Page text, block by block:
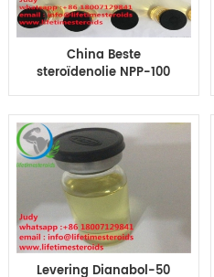
China Beste
steroïdenolie NPP-100
Nandrolon 100 mg / ml
Levering Dianabol-50